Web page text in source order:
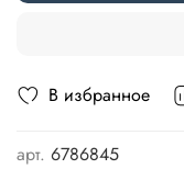
В избранное
арт. 6786845